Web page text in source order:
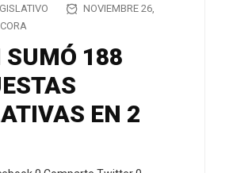
NOVIEMBRE 26,
SUMÓ 188
EN 2